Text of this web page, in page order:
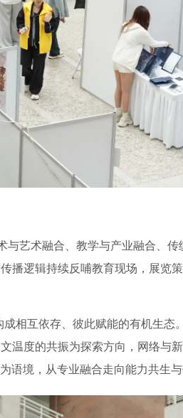
与艺术融合、教学与产业融合、
逻辑持续反哺教育现场，展览
相互依存、彼此赋能的有机生态
温度的共振为探索方向，网络与
语境，从专业融合走向能力共生与